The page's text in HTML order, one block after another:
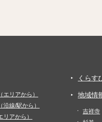
エリアから）
沿線/駅から）
アから）
くらす
地域情
吉祥寺